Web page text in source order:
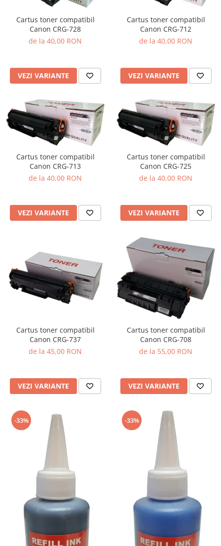
Cartus toner compatibil
Canon CRG-728
de la 40,00 RON
VEZI VARIANTE
Cartus toner compatibil
Canon CRG-712
de la 40,00 RON
VEZI VARIANTE
Cartus toner compatibil
Canon CRG-713
de la 40,00 RON
VEZI VARIANTE
Cartus toner compatibil
Canon CRG-725
de la 40,00 RON
VEZI VARIANTE
Cartus toner compatibil
Canon CRG-737
de la 45,00 RON
VEZI VARIANTE
Cartus toner compatibil
Canon CRG-708
de la 55,00 RON
VEZI VARIANTE
-33% -33%